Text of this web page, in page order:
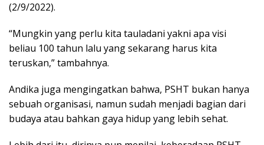
(2/9/2022).
“Mungkin yang perlu kita tauladani yakni apa visi
beliau 100 tahun lalu yang sekarang harus kita
teruskan,” tambahnya.
Andika juga mengingatkan bahwa, PSHT bukan hanya
sebuah organisasi, namun sudah menjadi bagian dari
budaya atau bahkan gaya hidup yang lebih sehat.